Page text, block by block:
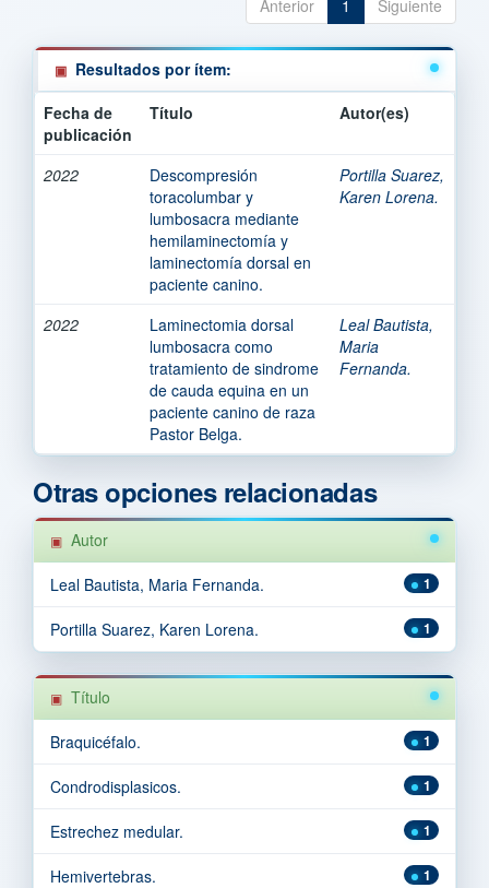
Anterior 1 Siguiente
Resultados por ítem:
Fecha de
publicación
Título Autor(es)
2022
Descompresión
toracolumbar y
lumbosacra mediante
hemilaminectomía y
laminectomía dorsal en
paciente canino.
Portilla Suarez,
Karen Lorena.
2022
Laminectomia dorsal
lumbosacra como
tratamiento de sindrome
de cauda equina en un
paciente canino de raza
Pastor Belga.
Leal Bautista,
Maria
Fernanda.
Otras opciones relacionadas
Autor
1
Leal Bautista, Maria Fernanda.
1
Portilla Suarez, Karen Lorena.
Título
1
Braquicéfalo.
1
Condrodisplasicos.
1
Estrechez medular.
1
Hemivertebras.